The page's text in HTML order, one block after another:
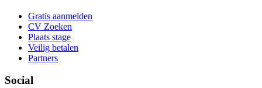
Gratis aanmelden
CV Zoeken
Plaats stage
Veilig betalen
Partners
Social